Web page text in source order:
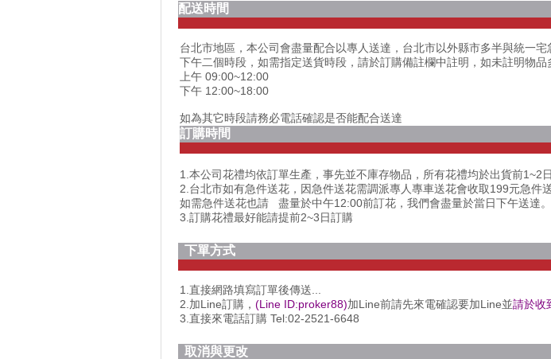
配送時間
台北市地區，本公司會盡量配合以專人送達，台北市以外縣市多半與統一
下午二個時段，如需指定送貨時段，請於訂購備註欄中註明，如未註明物品
上午 09:00~12:00
下午 12:00~18:00
如為其它時段請務必電話確認是否能配合送達
訂購時間
1.本公司花禮均依訂單生產，事先並不庫存物品，所有花禮均於出貨前1~2
2.台北市如有急件送花，因急件送花需調派專人專車送花會收取199元急件
如需急件送花也請 盡量於中午12:00前訂花，我們會盡量於當日下午送達。
3.訂購花禮最好能請提前2~3日訂購
下單方式
1.直接網路填寫訂單後傳送...
2.加Line訂購， (Line ID:proker88)加Line前請先來電確認要加Line並請於收
3.直接來電話訂購 Tel:02-2521-6648
取消與更改